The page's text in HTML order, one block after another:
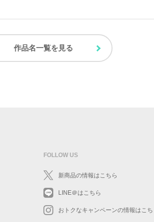
作品名一覧を見る
FOLLOW US
新商品の情報はこちら
LINE＠はこちら
おトクなキャンペーンの情報はこ